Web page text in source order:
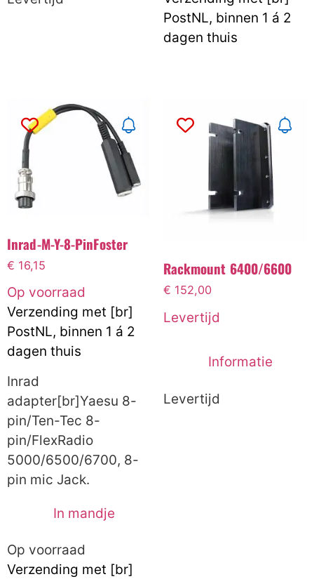
PostNL, binnen 1 á 2
dagen thuis
Inrad-M-Y-8-PinFoster
€ 16,15
Op voorraad
Verzending met [br]
PostNL, binnen 1 á 2
dagen thuis
Inrad
adapter[br]Yaesu 8-
pin/Ten-Tec 8-
pin/FlexRadio
5000/6500/6700, 8-
pin mic Jack.
In mandje
Op voorraad
Verzending met [br]
Rackmount 6400/6600
€ 152,00
Levertijd
Informatie
Levertijd